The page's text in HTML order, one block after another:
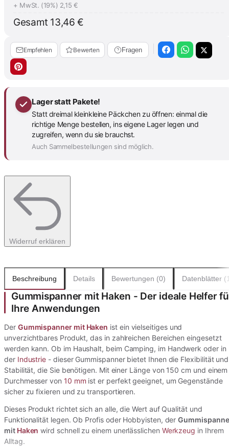
+ MwSt. (19%) 2,15 €
Gesamt 13,46 €
Empfehlen Bewerten Fragen
Lager statt Pakete!
Statt dreimal kleinkleine Päckchen zu öffnen: einmal die
richtige Menge bestellen, ins eigene Lager legen und
zugreifen, wenn du sie brauchst.
Auch Sammelbestellungen sind möglich.
Widerruf erklären
Beschreibung Details Bewertungen (0) Datenblätter
Gummispanner mit Haken - Der ideale Helfer
Ihre Anwendungen
Der Gummispanner mit Haken ist ein vielseitiges und
unverzichtbares Produkt, das in zahlreichen Bereichen eingesetzt
werden kann. Ob im Haushalt, beim Camping, im Handwerk oder in
der Industrie - dieser Gummispanner bietet Ihnen die Flexibilität und
Stabilität, die Sie benötigen. Mit einer Länge von 150 cm und einem
Durchmesser von 10 mm ist er perfekt geeignet, um Gegenstände
sicher zu fixieren und zu transportieren.
Dieses Produkt richtet sich an alle, die Wert auf Qualität und
Funktionalität legen. Ob Profis oder Hobbyisten, der
mit Haken wird schnell zu einem unerlässlichen Werkzeug in Ihrem
Alltag.